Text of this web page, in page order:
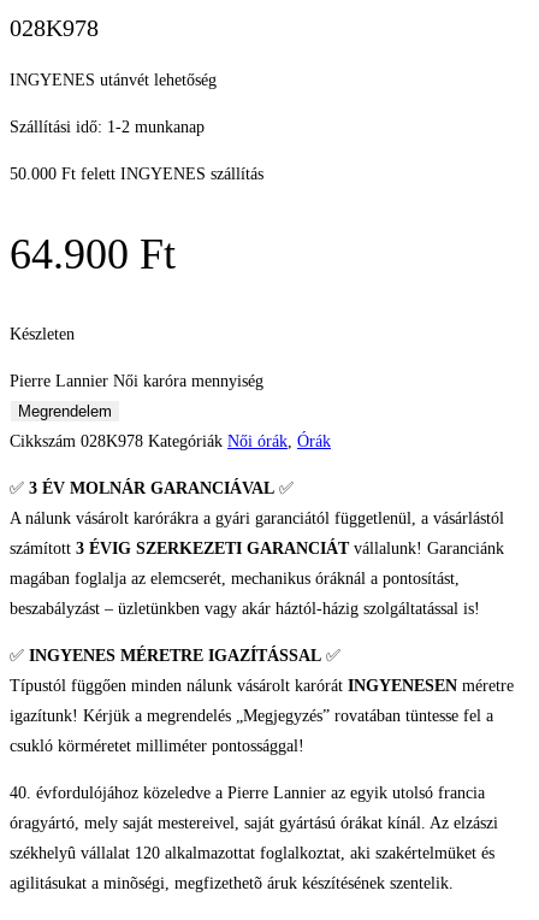
028K978
INGYENES utánvét lehetőség
Szállítási idő: 1-2 munkanap
50.000 Ft felett INGYENES szállítás
64.900 Ft
Készleten
Pierre Lannier Női karóra mennyiség
Megrendelem
Cikkszám 028K978 Kategóriák Női órák, Órák
✅ 3 ÉV MOLNÁR GARANCIÁVAL ✅
A nálunk vásárolt karórákra a gyári garanciától függetlenül, a vásárlástól
számított 3 ÉVIG SZERKEZETI GARANCIÁTvállalunk! Garanciánk
magában foglalja az elemcserét, mechanikus óráknál a pontosítást,
beszabályzást – üzletünkben vagy akár háztól-házig szolgáltatással is!
✅ INGYENES MÉRETRE IGAZÍTÁSSAL ✅
Típustól függően minden nálunk vásárolt karórát INGYENESEN méretre
igazítunk! Kérjük a megrendelés „Megjegyzés” rovatában tüntesse fel a
csukló körméretet milliméter pontossággal!
40. évfordulójához közeledve a Pierre Lannier az egyik utolsó francia
óragyártó, mely saját mestereivel, saját gyártású órákat kínál. Az elzászi
székhelyû vállalat 120 alkalmazottat foglalkoztat, aki szakértelmüket és
agilitásukat a minõségi, megfizethetõ áruk készítésének szentelik.